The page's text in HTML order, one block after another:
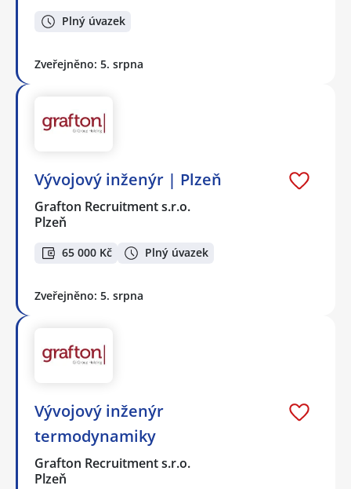
Plný úvazek
Zveřejněno: 5. srpna
Vývojový inženýr | Plzeň
Grafton Recruitment s.r.o.
Plzeň
65 000 Kč Plný úvazek
Zveřejněno: 5. srpna
Vývojový inženýr
termodynamiky
Grafton Recruitment s.r.o.
Plzeň